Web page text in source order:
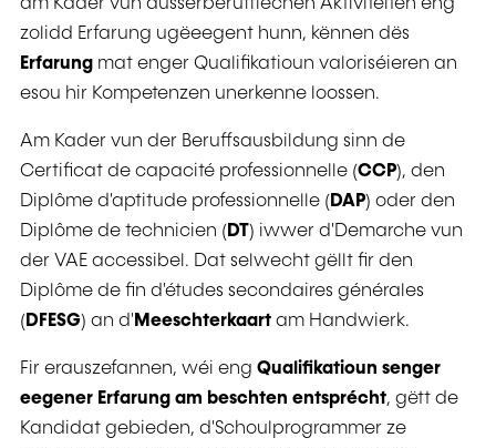
am Kader vun ausserberufflechen Aktivitéiten eng
zolidd Erfarung ugëeegent hunn, kënnen dës
Erfarung mat enger Qualifikatioun valoriséieren an
esou hir Kompetenzen unerkenne loossen.
Am Kader vun der Beruffsausbildung sinn de
Certificat de capacité professionnelle (CCP), den
Diplôme d'aptitude professionnelle (DAP) oder den
Diplôme de technicien (DT) iwwer d'Demarche vun
der VAE accessibel. Dat selwecht gëllt fir den
Diplôme de fin d'études secondaires générales
(DFESG) an d' Meeschterkaart am Handwierk.
Fir erauszefannen, wéi eng Qualifikatioun senger
eegener Erfarung am beschten entsprécht, gëtt de
Kandidat gebieden, d'Schoulprogrammer ze